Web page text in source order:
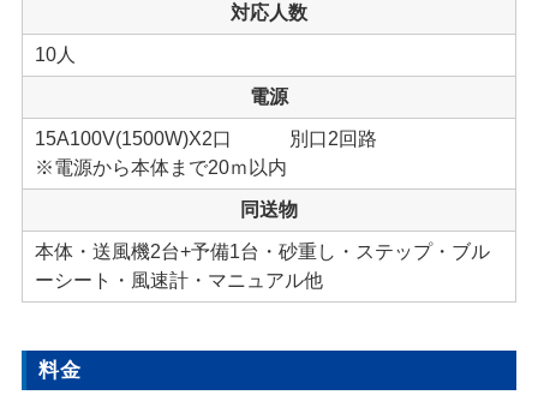
対応人数
10人
電源
15A100V(1500W)X2口 別口2回路
※電源から本体まで20ｍ以内
同送物
本体・送風機2台+予備1台・砂重し・ステップ・ブル
ーシート・風速計・マニュアル他
料金